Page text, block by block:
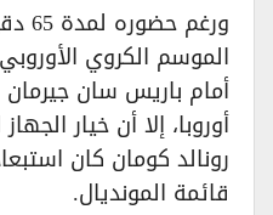
ورغم
الموسم الكروي
أمام باريس سان
أوروبا، إلا أن خيار
رونالد كومان كان
قائمة المونديال.